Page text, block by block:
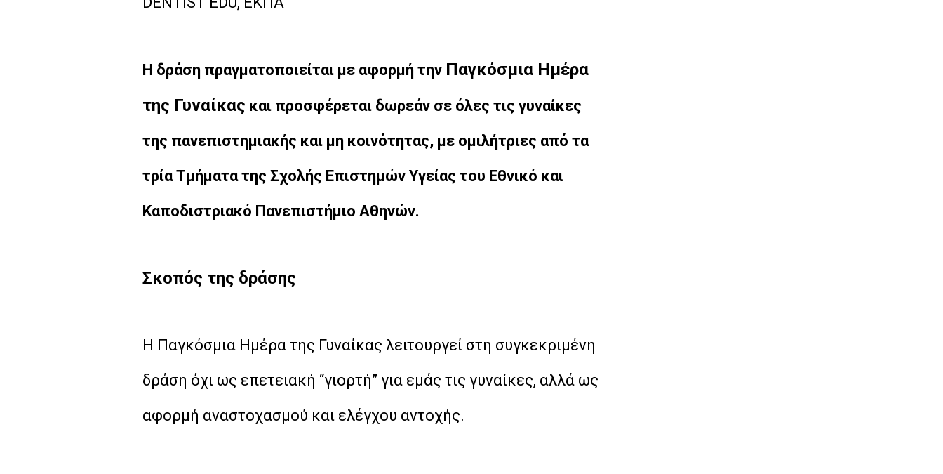
Η δράση πραγματοποιείται με αφορμή την Παγκόσμια Ημέρα
της Γυναίκας και προσφέρεται δωρεάν σε όλες τις γυναίκες
της πανεπιστημιακής και μη κοινότητας, με ομιλήτριες από τα
τρία Τμήματα της Σχολής Επιστημών Υγείας του Εθνικό και
Καποδιστριακό Πανεπιστήμιο Αθηνών.
Σκοπός της δράσης
Η Παγκόσμια Ημέρα της Γυναίκας λειτουργεί στη συγκεκριμένη
δράση όχι ως επετειακή “γιορτή” για εμάς τις γυναίκες, αλλά ως
αφορμή αναστοχασμού και ελέγχου αντοχής.